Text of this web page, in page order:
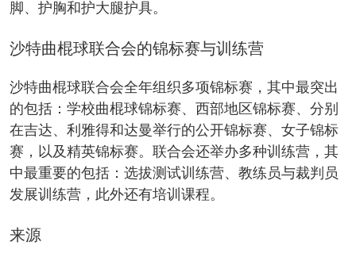
脚、护胸和护大腿护具。
沙特曲棍球联合会的锦标赛与训练营
沙特曲棍球联合会全年组织多项锦标赛，其中最突出
的包括：学校曲棍球锦标赛、西部地区锦标赛、分别
在吉达、利雅得和达曼举行的公开锦标赛、女子锦标
赛，以及精英锦标赛。联合会还举办多种训练营，其
中最重要的包括：选拔测试训练营、教练员与裁判员
发展训练营，此外还有培训课程。
来源